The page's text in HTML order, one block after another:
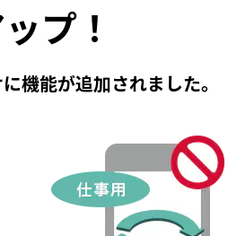
プ！
機能が追加されました。